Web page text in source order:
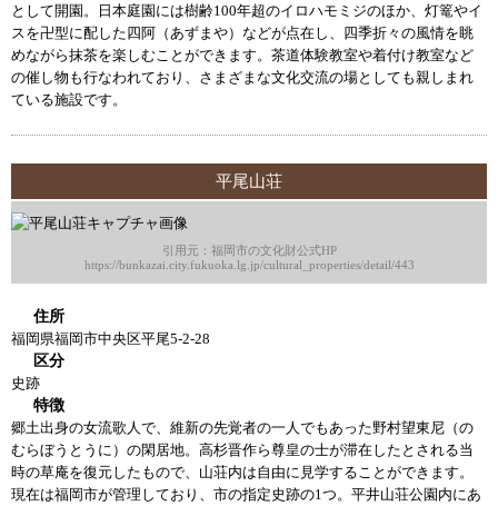
として開園。日本庭園には樹齢100年超のイロハモミジのほか、灯篭やイ
スを卍型に配した四阿（あずまや）などが点在し、四季折々の風情を眺
めながら抹茶を楽しむことができます。茶道体験教室や着付け教室など
の催し物も行なわれており、さまざまな文化交流の場としても親しまれ
ている施設です。
平尾山荘
引用元：福岡市の文化財公式HP
https://bunkazai.city.fukuoka.lg.jp/cultural_properties/detail/443
住所
福岡県福岡市中央区平尾5-2-28
区分
史跡
特徴
郷土出身の女流歌人で、維新の先覚者の一人でもあった野村望東尼（の
むらぼうとうに）の閑居地。高杉晋作ら尊皇の士が滞在したとされる当
時の草庵を復元したもので、山荘内は自由に見学することができます。
現在は福岡市が管理しており、市の指定史跡の1つ。平井山荘公園内にあ